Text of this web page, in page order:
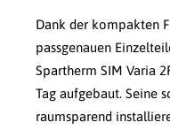
Dank der kompakten
passgenauen
Spartherm SIM Varia
Tag aufgebaut. Seine
raumsparend